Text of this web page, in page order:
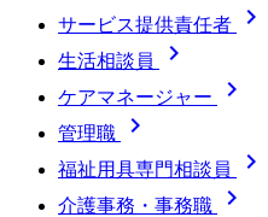
サービス提供責任者 
生活相談員 
ケアマネージャー 
管理職 
福祉用具専門相談員 
介護事務・事務職 